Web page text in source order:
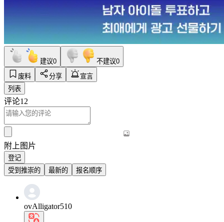
建议0 不建议0
废料
分享
宣言
列表
评论12
附上图片
登记
受到推崇的
最新的 报名顺序
ovAlligator510